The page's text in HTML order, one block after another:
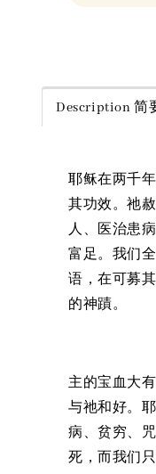
Description 简
耶稣在两千
其功效。祂
人、医治患
富足。我们
语，在可募
的神蹟。
主的宝血大
与祂和好。
病、贫穷、
死，而我们